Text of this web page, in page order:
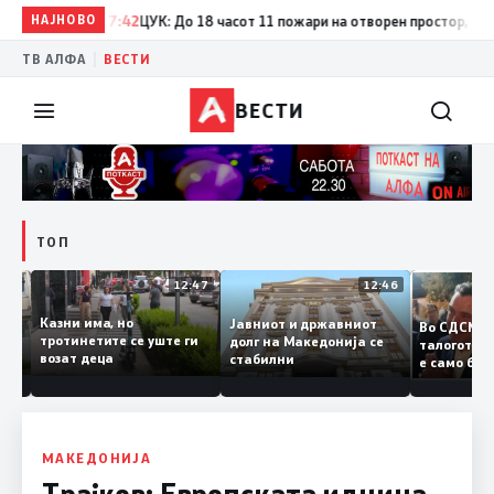
НАЈНОВО
17:42 ЦУК: До 18 часот 11 пожари на отворен простор, од кои
ТВ АЛФА ВЕСТИ
ВЕСТИ
ТОП
12:50
и
12:47
Казни има, но
тротинетите се уште ги
возат деца
12:46
Јавниот и државниот
долг на Македонија се
стабилни
Во
е само
копија
Заев
МАКЕДОНИЈА